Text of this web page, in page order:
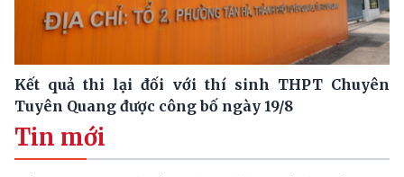
Kết quả thi lại đối với thí sinh THPT Chuyên
Tuyên Quang được công bố ngày 19/8
Tin mới